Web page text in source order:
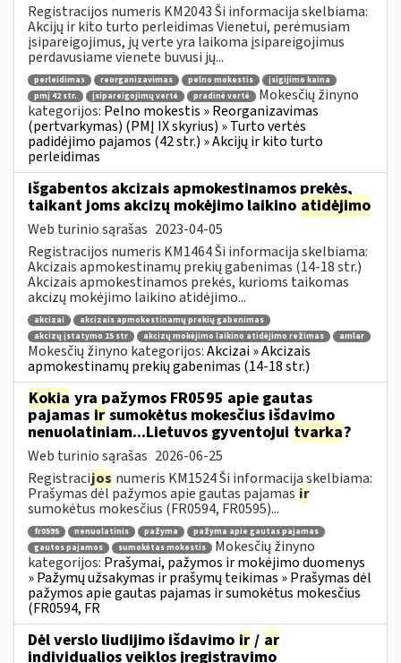
Registracijos numeris KM2043 Ši informacija skelbiama:
Akcijų ir kito turto perleidimas Vienetui, perėmusiam
įsipareigojimus, jų verte yra laikoma įsipareigojimus
perdavusiame vienete buvusi jų...
perleidimas reorganizavimas pelno mokestis
įsigijimo kaina
pmį 42 str.
įsipareigojimų vertė pradinė vertė
Mokesčių žinyno
kategorijos: Pelno mokestis » Reorganizavimas
(pertvarkymas) (PMĮ IX skyrius) » Turto vertės
padidėjimo pajamos (42 str.) » Akcijų ir kito turto
perleidimas
išgabentos akcizais apmokestinamos prekės,
taikant joms akcizų mokėjimo laikino atidėjimo
Web turinio sąrašas 2023-04-05
Registracijos numeris KM1464 Ši informacija skelbiama:
Akcizais apmokestinamų prekių gabenimas (14-18 str.)
Akcizais apmokestinamos prekės, kurioms taikomas
akcizų mokėjimo laikino atidėjimo...
akcizai
akcizais apmokestinamų prekių gabenimas
akcizų įstatymo 15 str
akcizų mokėjimo laikino atidėjimo režimas amlar
Mokesčių žinyno kategorijos:Akcizai » Akcizais
apmokestinamų prekių gabenimas (14-18 str.)
Kokia yra pažymos FR0595 apie gautas
pajamas ir sumokėtus mokesčius išdavimo
nenuolatiniam...Lietuvos gyventojui tvarka?
Web turinio sąrašas 2026-06-25
Registracijos numeris KM1524 Ši informacija skelbiama:
Prašymas dėl pažymos apie gautas pajamas ir
sumokėtus mokesčius (FR0594, FR0595)...
fr0595 nenuolatinis pažyma
pažyma apie gautas pajamas
gautos pajamos
sumokėtas mokestis
Mokesčių žinyno
kategorijos: Prašymai, pažymos ir mokėjimo duomenys
» Pažymų užsakymas ir prašymų teikimas » Prašymas dėl
pažymos apie gautas pajamas ir sumokėtus mokesčius
(FR0594, FR
Dėl verslo liudijimo išdavimo ir / ar
individualios veiklos įregistravimo